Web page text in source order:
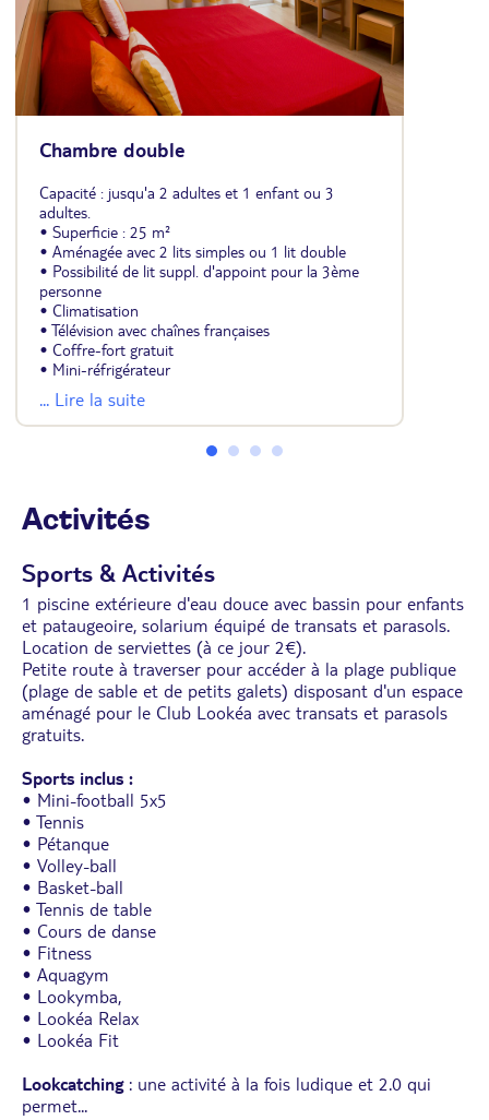
Chambre double
Capacité : jusqu'a 2 adultes et 1 enfant ou 3
adultes.
• Superficie : 25 m²
• Aménagée avec 2 lits simples ou 1 lit double
• Possibilité de lit suppl. d'appoint pour la 3ème
personne
• Climatisation
• Télévision avec chaînes françaises
• Coffre-fort gratuit
• Mini-réfrigérateur
• Salle de bains avec douche balnéo ou baignoire
et sèche-cheveux
• Balcon
... Lire la suite
Activités
Sports & Activités
1 piscine extérieure d'eau douce avec bassin pour enfants
et pataugeoire, solarium équipé de transats et parasols.
Location de serviettes (à ce jour 2€).
Petite route à traverser pour accéder à la plage publique
(plage de sable et de petits galets) disposant d'un espace
aménagé pour le Club Lookéa avec transats et parasols
gratuits.
Sports inclus :
• Mini-football 5x5
• Tennis
• Pétanque
• Volley-ball
• Basket-ball
• Tennis de table
• Cours de danse
• Fitness
• Aquagym
• Lookymba,
• Lookéa Relax
• Lookéa Fit
Lookcatching : une activité à la fois ludique et 2.0 qui
permet...